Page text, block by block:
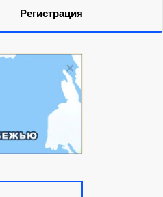
Регистрация
×